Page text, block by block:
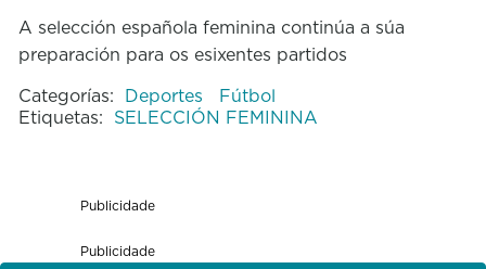
A selección española feminina continúa a súa
preparación para os esixentes partidos
Categorías: Deportes
Fútbol
Etiquetas: SELECCIÓN FEMININA
Publicidade
Publicidade